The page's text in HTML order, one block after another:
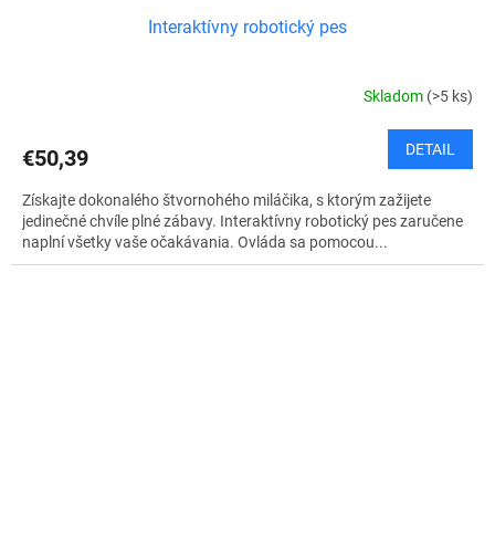
Interaktívny robotický pes
Skladom (>5 ks)
€50,39 DETAIL
Získajte dokonalého štvornohého miláčika, s ktorým zažijete
jedinečné chvíle plné zábavy. Interaktívny robotický pes zaručene
naplní všetky vaše očakávania. Ovláda sa pomocou...